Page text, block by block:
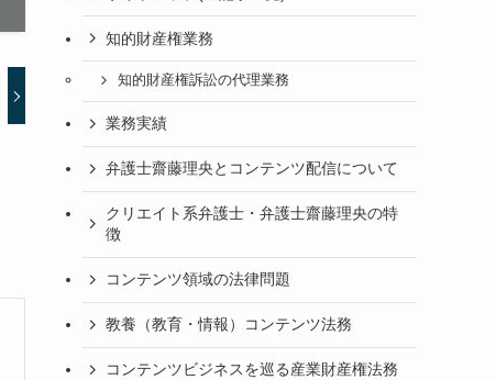
知的財産権業務
知的財産権訴訟の代理業務
業務実績
弁護士齋藤理央とコンテンツ配信について
クリエイト系弁護士・弁護士齋藤理央の特
徴
コンテンツ領域の法律問題
教養（教育・情報）コンテンツ法務
コンテンツビジネスを巡る産業財産権法務